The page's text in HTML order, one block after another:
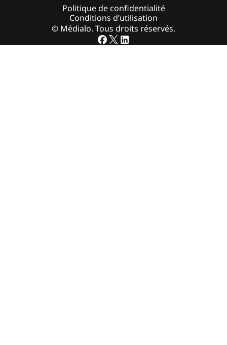
© Médialo. Tous droits réservés.
Politique de confidentialité
Conditions d’utilisation